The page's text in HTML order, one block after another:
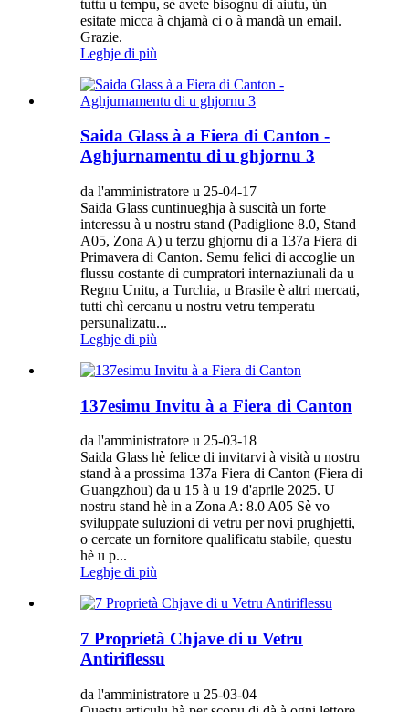
tuttu u tempu, sè avete bisognu di aiutu, ùn
esitate micca à chjamà ci o à mandà un email.
Grazie.
Leghje di più
Saida Glass à a Fiera di Canton -
Aghjurnamentu di u ghjornu 3
da l'amministratore u 25-04-17
Saida Glass cuntinueghja à suscità un forte
interessu à u nostru stand (Padiglione 8.0, Stand
A05, Zona A) u terzu ghjornu di a 137a Fiera di
Primavera di Canton. Semu felici di accoglie un
flussu costante di cumpratori internaziunali da u
Regnu Unitu, a Turchia, u Brasile è altri mercati,
tutti chì cercanu u nostru vetru temperatu
persunalizatu...
Leghje di più
137esimu Invitu à a Fiera di Canton
da l'amministratore u 25-03-18
Saida Glass hè felice di invitarvi à visità u nostru
stand à a prossima 137a Fiera di Canton (Fiera di
Guangzhou) da u 15 à u 19 d'aprile 2025. U
nostru stand hè in a Zona A: 8.0 A05 Sè vo
sviluppate suluzioni di vetru per novi prughjetti,
o cercate un fornitore qualificatu stabile, questu
hè u p...
Leghje di più
7 Proprietà Chjave di u Vetru
Antiriflessu
da l'amministratore u 25-03-04